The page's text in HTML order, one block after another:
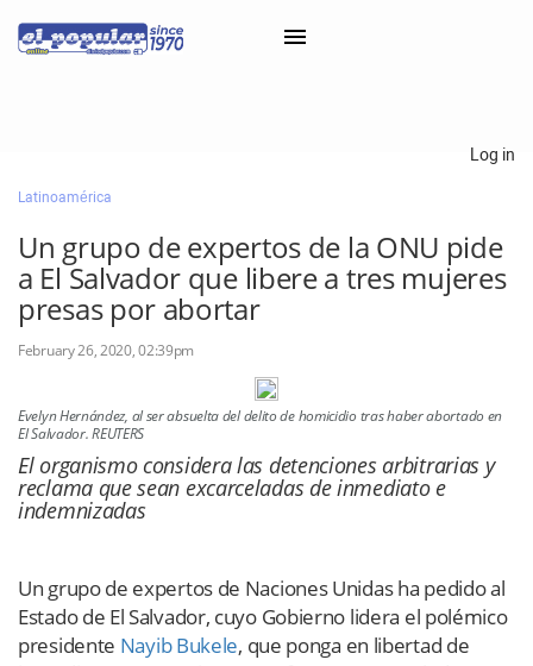
Classifieds
Categorías
Iniciar sesión con Clascal
×
Log in
Latinoamérica
Un grupo de expertos de la ONU pide
a El Salvador que libere a tres mujeres
presas por abortar
February 26, 2020, 02:39pm
Evelyn Hernández, al ser absuelta del delito de homicidio tras haber abortado en
El Salvador. REUTERS
El organismo considera las detenciones arbitrarias y
reclama que sean excarceladas de inmediato e
indemnizadas
Un grupo de expertos de Naciones Unidas ha pedido al
Estado de El Salvador, cuyo Gobierno lidera el polémico
presidente Nayib Bukele, que ponga en libertad de